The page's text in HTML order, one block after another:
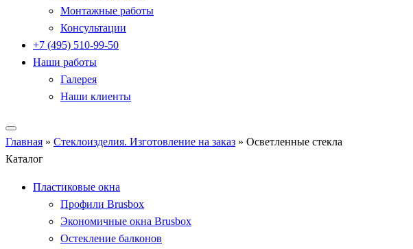
Монтажные работы
Консультации
+7 (495) 510-99-50
Наши работы
Галерея
Наши клиенты
Главная » Стеклоизделия. Изготовление на заказ » Осветленные стекла
Каталог
Пластиковые окна
Профили Brusbox
Экономичные окна Brusbox
Остекление балконов